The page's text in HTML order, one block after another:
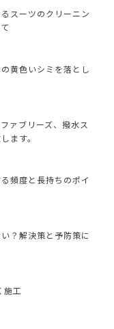
スーツのクリーニン
黄色いシミを落とし
ァブリーズ、撥水ス
ます。
頻度と長持ちのポイ
？解決策と予防策に
施工